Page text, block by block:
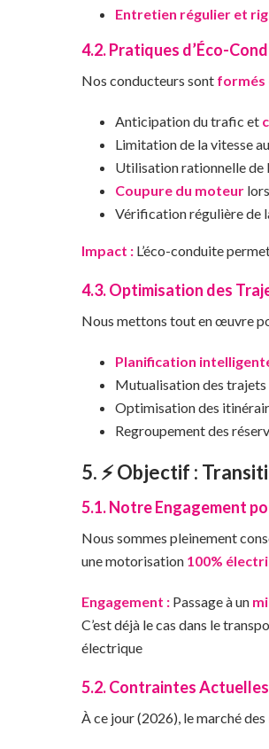
Entretien régulier et
4.2. Pratiques d’Éco-
Nos conducteurs sont formés
Anticipation du trafic et
Limitation de la vitesse
Utilisation rationnelle de
Coupure du moteur
Vérification régulière de
Impact : L’éco-conduite
4.3. Optimisation des
Nous mettons tout en œuvre
Planification
Mutualisation des trajets
Optimisation des
Regroupement des
5. ⚡ Objectif :
5.1. Notre Engagement
Nous sommes pleinement
une motorisation 100%
Engagement : Passage à un
C’est déjà le cas dans le
électrique
5.2. Contraintes
À ce jour (2026), le marché des